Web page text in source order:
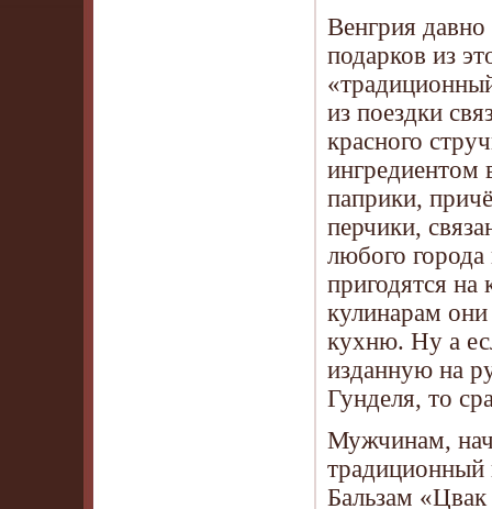
Венгрия
подарков из
из поездки
красного
ингредиентом
паприки,
перчики,
любого
пригодятся
кулинарам
кухню. Ну а
изданную на
Гунделя, то
Мужчинам,
традиционный
Бальзам